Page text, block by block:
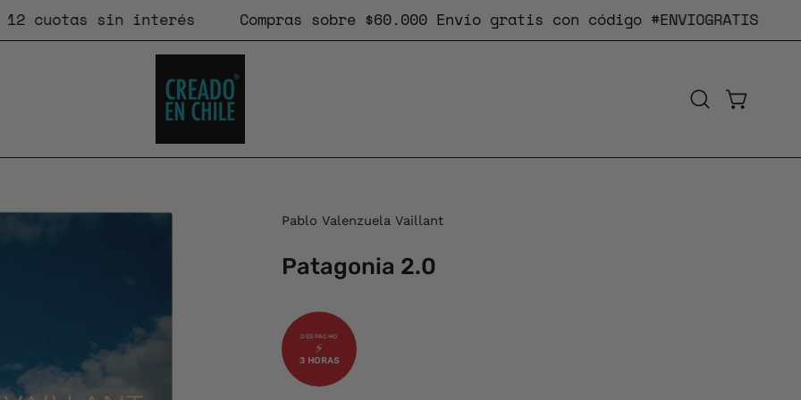
sin interés Compras sobre $60.000Envío gratiscon código #ENVIOGRATIS
Abrir CARRO
Pablo Valenzuela Vaillant
Patagonia 2.0
⚡
3 HORAS